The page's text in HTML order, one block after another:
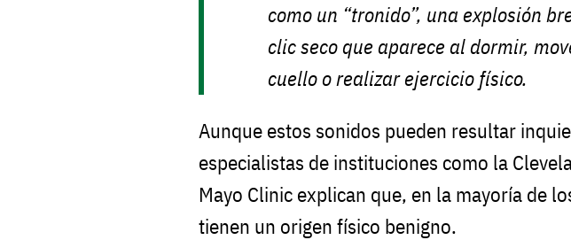
como un “tronido”, una explosión
clic seco que aparece al dormir,
cuello o realizar ejercicio físico.
Aunque estos sonidos pueden resultar
especialistas de instituciones como la
Mayo Clinic explican que, en la mayoría de
tienen un origen físico benigno.